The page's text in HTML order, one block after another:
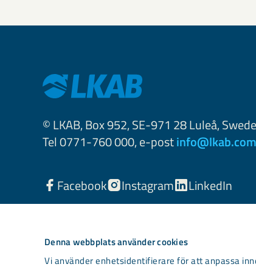
Denna webbplats använder cookies
Vi använder enhetsidentifierare för att anpassa
© LKAB, Box 952, SE-971 28 Luleå,
Tel 0771-760 000, e-postinfo@lkab.com
Facebook Instagram LinkedIn